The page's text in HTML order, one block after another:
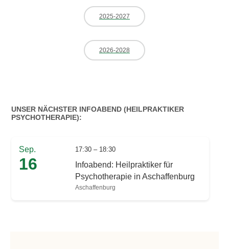
2025-2027
2026-2028
UNSER NÄCHSTER INFOABEND (HEILPRAKTIKER
PSYCHOTHERAPIE):
Sep.
16
17:30 – 18:30
Infoabend: Heilpraktiker für
Psychotherapie in Aschaffenburg
Aschaffenburg